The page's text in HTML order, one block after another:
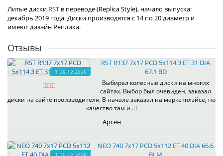
Литые диски RST в переводе (Replica Style), начало выпуска:
декабрь 2019 года. Диски производятся с 14 по 20 диаметр и
имеют дизайн Реплика.
Отзывы
29.12.2025
RST R137 7x17 PCD 5x114.3 ET 31 DIA
67.1 BD
Выбирал колесные диски на многих
сайтах. Выбор был очевиден, заказал
диски на сайте производителя. В начале заказал на маркетплэйсе, но
качество там и..
Арсен
NEO 740 7x17 PCD 5x112 ET 40 DIA 66.6